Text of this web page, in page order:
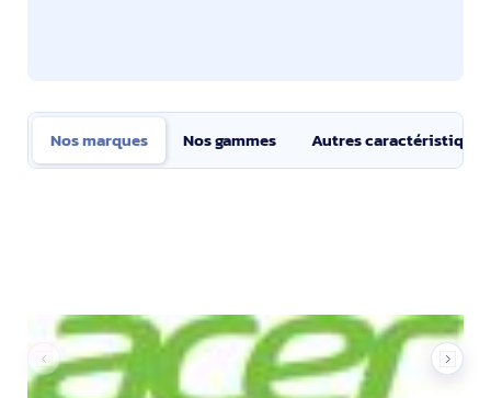
Nos marques Nos gammes Autres caractéristiques